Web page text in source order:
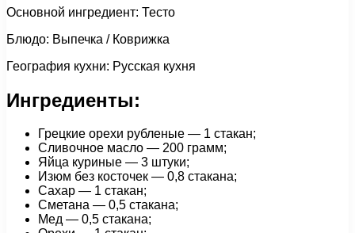
Основной ингредиент: Тесто
Блюдо: Выпечка / Коврижка
География кухни: Русская кухня
Ингредиенты:
Грецкие орехи рубленые — 1 стакан;
Сливочное масло — 200 грамм;
Яйца куриные — 3 штуки;
Изюм без косточек — 0,8 стакана;
Сахар — 1 стакан;
Сметана — 0,5 стакана;
Мед — 0,5 стакана;